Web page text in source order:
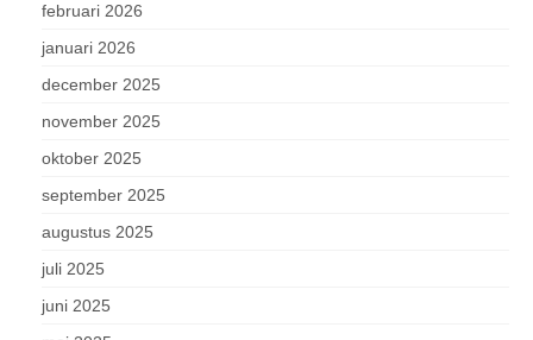
februari 2026
januari 2026
december 2025
november 2025
oktober 2025
september 2025
augustus 2025
juli 2025
juni 2025